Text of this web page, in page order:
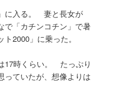
に入る。 妻と長女が
で「カチンコチン」で暑
2000」に乗った。
17時くらい。 たっぷり
ていたが、想像よりは